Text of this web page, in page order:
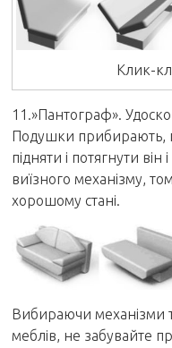
Клик-
11.»Пантограф».
Подушки прибирають,
підняти і потягнути
виїзного механізму,
хорошому стані.
Вибираючи механізми
меблів, не забувайте